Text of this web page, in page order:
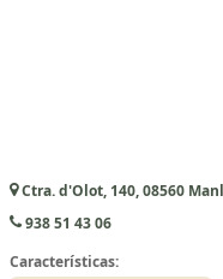
Ctra. d'Olot, 140, 08560
938 51 43 06
Características: